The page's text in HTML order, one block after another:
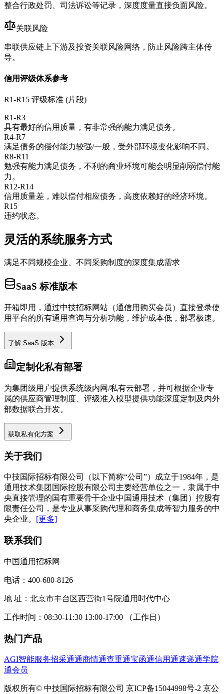
整合行政处罚、司法诉讼等记录，深度度量直接负面风险。
关联风险
串联供应链上下游及投资关联风险网络，防止风险跨主体传
导。
信用评级体系参考
R1-R15 评级标准 (片段)
R1-R3
具有最好的信用质量，有非常强的能力满足债务。
R4-R7
满足债务的偿付能力较强/一般，受外部环境变化影响不同。
R8-R11
勉强有能力满足债务，不利的商业环境可能会明显削弱偿付能
力。
R12-R14
信用质量差，难以偿付相应债务，高度依赖好的经济环境。
R15
违约状态。
灵活的系统服务方式
满足不同规模企业、不同采购制度的深度集成需求
SaaS 标准版本
开箱即用，通过中技招标网站（通信用购买会员）直接登录使
用平台的所有通用查询与分析功能，维护成本低，部署极速。
了解 SaaS 版本
定制化私有部署
为集团级用户提供系统级内网/私有云部署，并可根据企业专
属的供应商管理制度、评级准入模型提供功能深度定制及内外
部数据联合开发。
获取私有化方案
关于我们
中技国际招标有限公司（以下简称“公司”）成立于1984年，是
通用技术集团国际控股有限公司主要经营单位之一，隶属于中
央直接管理的国有重要骨干企业中国通用技术（集团）控股有
限责任公司，是专业从事采购代理和商务集成等智力服务的中
央企业。
[更多]
联系我们
中国通用招标网
电话：400-680-8126
地 址：北京市丰台区西营街1号院通用时代中心
工作时间：08:30-11:30 13:00-17:00 （工作日）
热门产品
AGI智能服务招采通通商情通查重通宝函通信用通速递通学院
通会员
版权所有© 中技国际招标有限公司 京ICP备15044998号-2 京公